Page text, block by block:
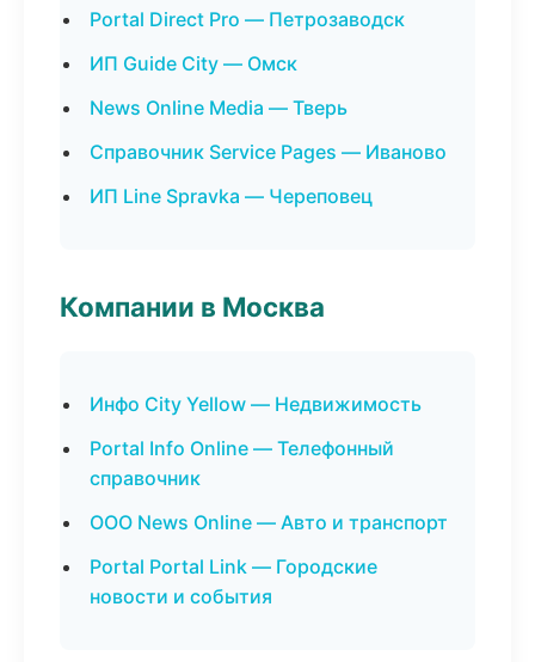
Portal Direct Pro — Петрозаводск
ИП Guide City — Омск
News Online Media — Тверь
Справочник Service Pages — Иваново
ИП Line Spravka — Череповец
Компании в Москва
Инфо City Yellow — Недвижимость
Portal Info Online — Телефонный
справочник
ООО News Online — Авто и транспорт
Portal Portal Link — Городские
новости и события